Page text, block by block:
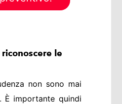
le
non sono mai
È importante quindi